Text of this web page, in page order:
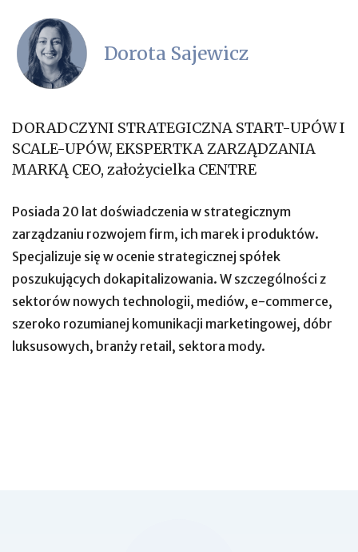
Dorota Sajewicz
DORADCZYNI STRATEGICZNA START-UPÓW I
SCALE-UPÓW, EKSPERTKA ZARZĄDZANIA
MARKĄ CEO, założycielka CENTRE
Posiada 20 lat doświadczenia w strategicznym
zarządzaniu rozwojem firm, ich marek i produktów.
Specjalizuje się w ocenie strategicznej spółek
poszukujących dokapitalizowania. W szczególności z
sektorów nowych technologii, mediów, e-commerce,
szeroko rozumianej komunikacji marketingowej, dóbr
luksusowych, branży retail, sektora mody.